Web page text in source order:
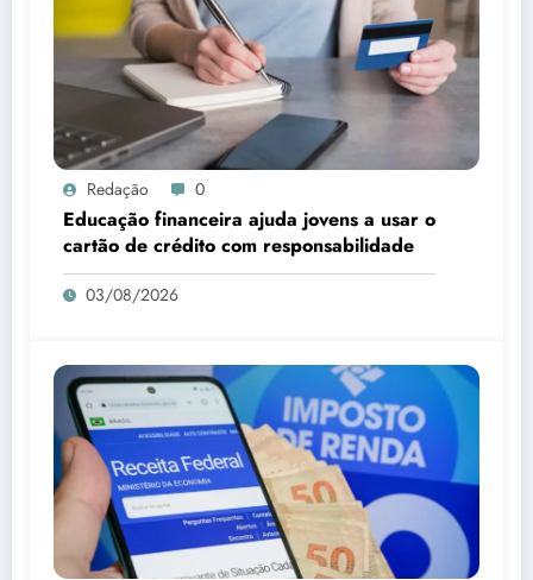
Redação 0
Educação financeira ajuda jovens a usar o
cartão de crédito com responsabilidade
03/08/2026